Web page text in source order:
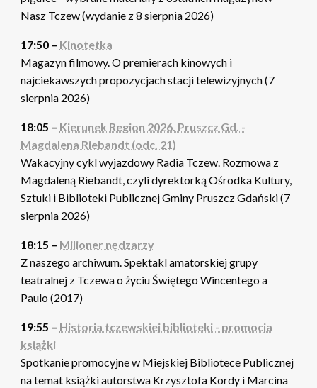
Nasz Tczew (wydanie z 8 sierpnia 2026)
17:50 – Kinotetka
Magazyn filmowy. O premierach kinowych i
najciekawszych propozycjach stacji telewizyjnych (7
sierpnia 2026)
18:05 – Kierunek Region 2026. Pruszcz Gd. -
Magdalena Riebandt (odc. 21)
Wakacyjny cykl wyjazdowy Radia Tczew. Rozmowa z
Magdaleną Riebandt, czyli dyrektorką Ośrodka Kultury,
Sztuki i Biblioteki Publicznej Gminy Pruszcz Gdański (7
sierpnia 2026)
18:15 – Milioner nędzarzy
Z naszego archiwum. Spektakl amatorskiej grupy
teatralnej z Tczewa o życiu Świętego Wincentego a
Paulo (2017)
19:55 – Historia tczewskiej biblioteki - promocja
książki
Spotkanie promocyjne w Miejskiej Bibliotece Publicznej
na temat książki autorstwa Krzysztofa Kordy i Marcina